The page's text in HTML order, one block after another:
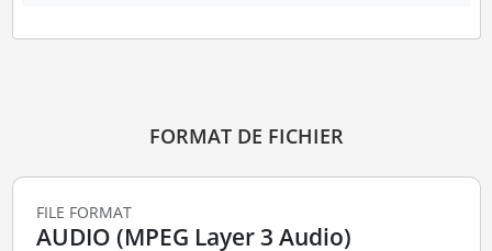
FORMAT DE FICHIER
FILE FORMAT
AUDIO (MPEG Layer 3 Audio)